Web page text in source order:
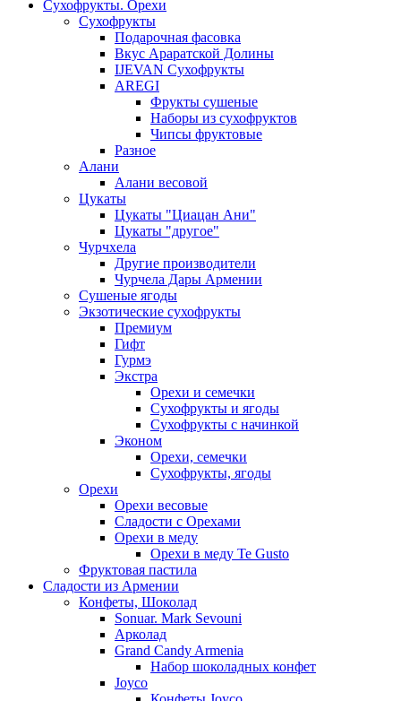
Сухофрукты. Орехи
Сухофрукты
Подарочная фасовка
Вкус Араратской Долины
IJEVAN Сухофрукты
AREGI
Фрукты сушеные
Наборы из сухофруктов
Чипсы фруктовые
Разное
Алани
Алани весовой
Цукаты
Цукаты "Циацан Ани"
Цукаты "другое"
Чурчхела
Другие производители
Чурчела Дары Армении
Сушеные ягоды
Экзотические сухофрукты
Премиум
Гифт
Гурмэ
Экстра
Орехи и семечки
Сухофрукты и ягоды
Сухофрукты с начинкой
Эконом
Орехи, семечки
Сухофрукты, ягоды
Орехи
Орехи весовые
Сладости с Орехами
Орехи в меду
Орехи в меду Te Gusto
Фруктовая пастила
Сладости из Армении
Конфеты, Шоколад
Sonuar. Mark Sevouni
Арколад
Grand Candy Armenia
Набор шоколадных конфет
Joyco